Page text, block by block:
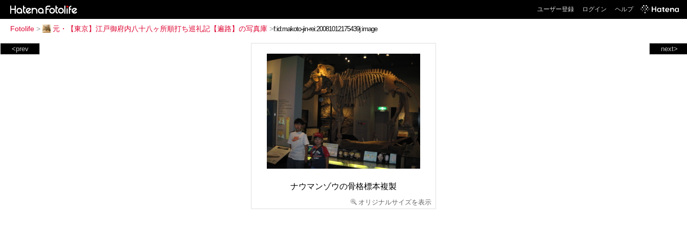
ユーザー登録 ログイン ヘルプ
Fotolife > 元・【東京】江戸御府内八十八ヶ所順打ち巡礼記【遍路】の写真庫 >
next>
<prev
ナウマンゾウの骨格標本複製
オリジナルサイズを表示